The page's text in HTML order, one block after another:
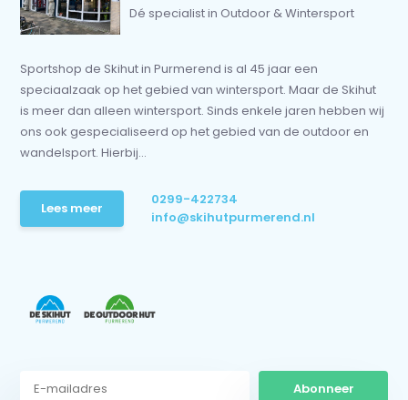
Dé specialist in Outdoor & Wintersport
Sportshop de Skihut in Purmerend is al 45 jaar een
speciaalzaak op het gebied van wintersport. Maar de Skihut
is meer dan alleen wintersport. Sinds enkele jaren hebben wij
ons ook gespecialiseerd op het gebied van de outdoor en
wandelsport. Hierbij...
Lees meer
0299-422734
info@skihutpurmerend.nl
Abonneer